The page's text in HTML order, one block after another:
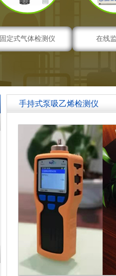
固定式气体检测仪 在线
手持式泵吸乙烯检测仪